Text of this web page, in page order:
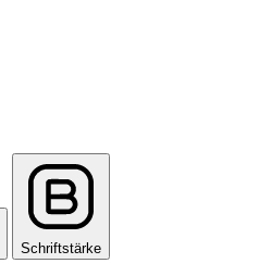
Schriftstärke